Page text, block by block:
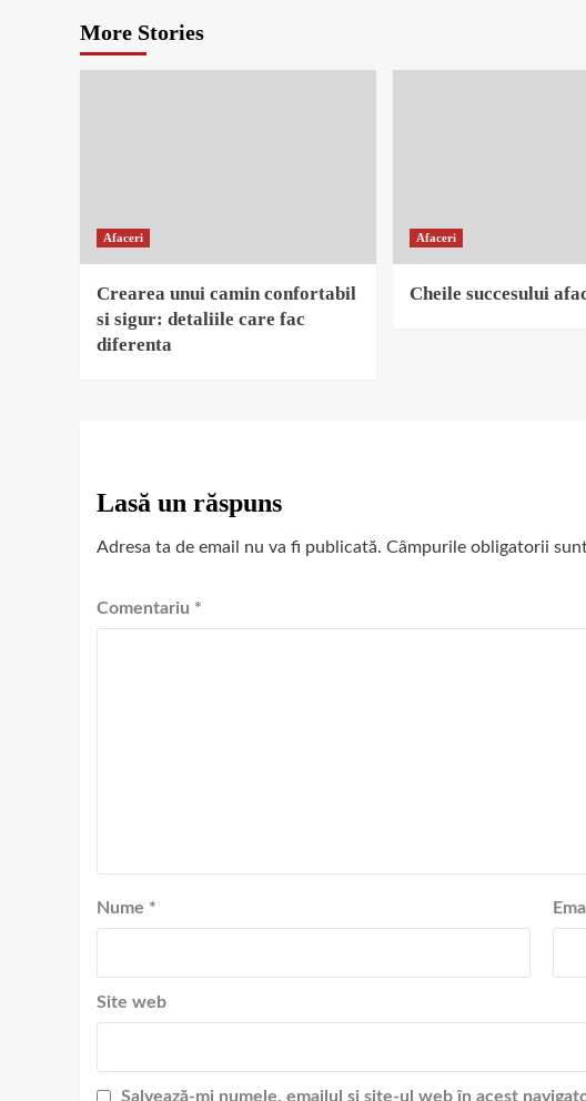
More Stories
Afaceri
Crearea unui camin confortabil
si sigur: detaliile care fac
diferenta
Afaceri
Cheile succesului
Lasă un răspuns
Adresa ta de email nu va fi publicată. Câmpurile obligatorii
Comentariu *
Nume *
Site web
Salvează-mi numele, emailul și site-ul web în acest